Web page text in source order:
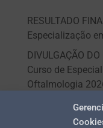
RESULTADO
Especialização
DIVULGAÇÃO
Curso de
Oftalmologia
INSCRIÇÕES
Curso de